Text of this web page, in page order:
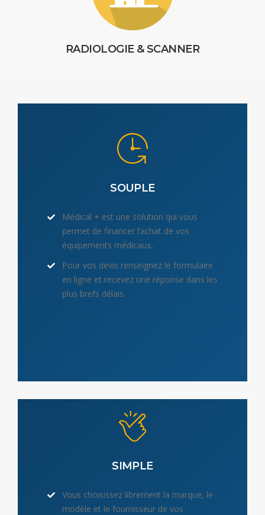
RADIOLOGIE & SCANNER
SOUPLE
Médical + est une solution qui vous
permet de financer l’achat de vos
équipements médicaux..
Pour vos devis renseignez le formulaire
en ligne et recevez une réponse dans les
plus brefs délais.
SIMPLE
Vous choisissez librement la marque, le
modèle et le fournisseur de vos